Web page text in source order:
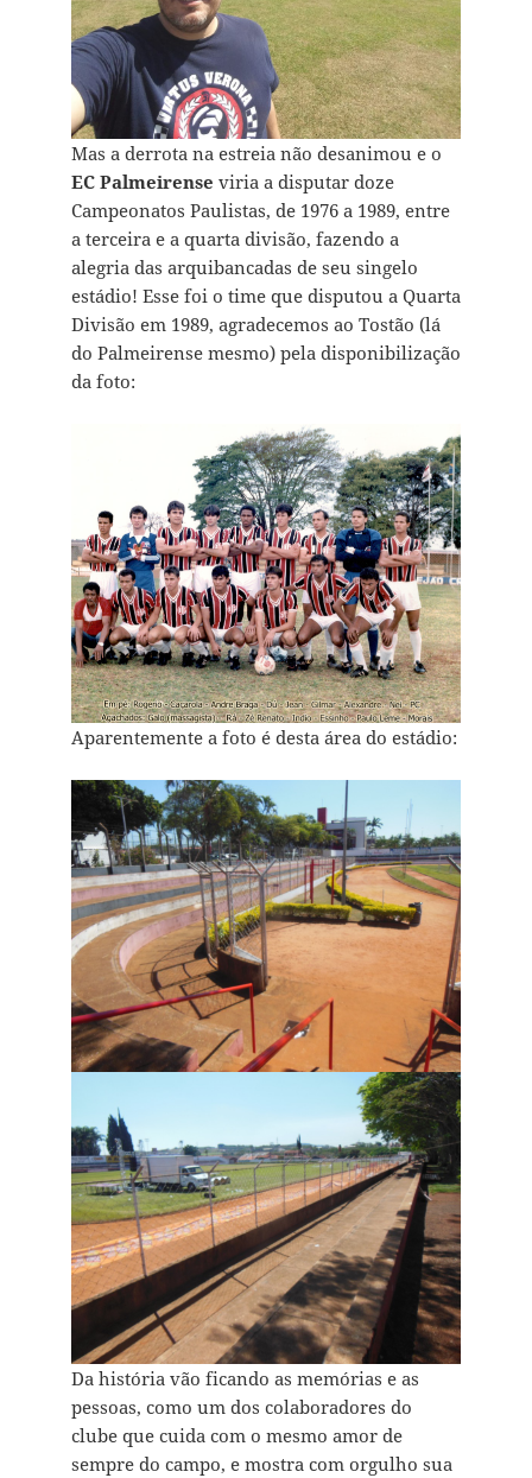
Mas a derrota na estreia não desanimou e o
EC Palmeirense viria a disputar doze
Campeonatos Paulistas, de 1976 a 1989, entre
a terceira e a quarta divisão, fazendo a
alegria das arquibancadas de seu singelo
estádio! Esse foi o time que disputou a Quarta
Divisão em 1989, agradecemos ao Tostão (lá
do Palmeirense mesmo) pela disponibilização
da foto:
Aparentemente a foto é desta área do estádio:
Da história vão ficando as memórias e as
pessoas, como um dos colaboradores do
clube que cuida com o mesmo amor de
sempre do campo, e mostra com orgulho sua